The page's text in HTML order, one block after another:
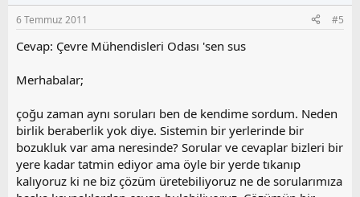
s
u
z
a
6 Temmuz 2011 #5
Cevap: Çevre Mühendisleri Odası 'sen sus
Merhabalar;
çoğu zaman aynı soruları ben de kendime sordum. Neden
birlik beraberlik yok diye. Sistemin bir yerlerinde bir
bozukluk var ama neresinde? Sorular ve cevaplar bizleri bir
yere kadar tatmin ediyor ama öyle bir yerde tıkanıp
kalıyoruz ki ne biz çözüm üretebiliyoruz ne de sorularımıza